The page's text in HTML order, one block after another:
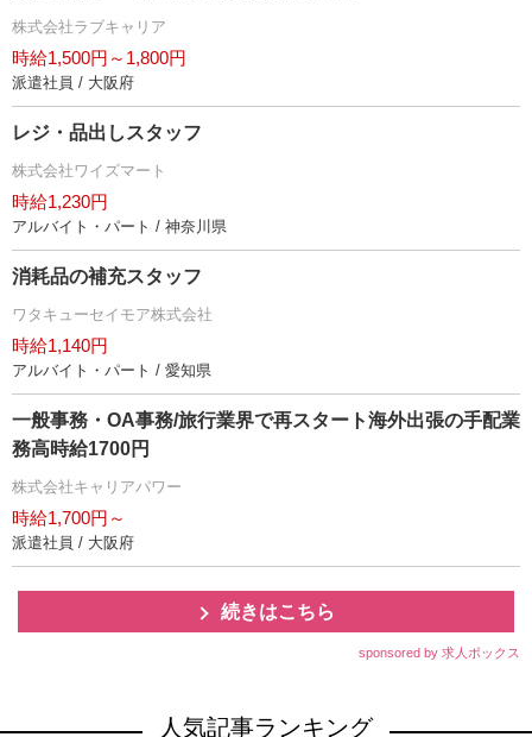
株式会社ラブキャリア
時給1,500円～1,800円
派遣社員 / 大阪府
レジ・品出しスタッフ
株式会社ワイズマート
時給1,230円
アルバイト・パート / 神奈川県
消耗品の補充スタッフ
ワタキューセイモア株式会社
時給1,140円
アルバイト・パート / 愛知県
一般事務・OA事務/旅行業界で再スタート海外出張の手配業
務高時給1700円
株式会社キャリアパワー
時給1,700円～
派遣社員 / 大阪府
続きはこちら
sponsored by 求人ボックス
人気記事ランキング